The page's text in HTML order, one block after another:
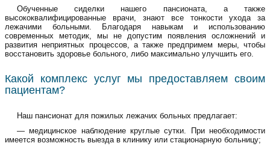
Обученные сиделки нашего пансионата, а также
высококвалифицированные врачи, знают все тонкости ухода за
лежачими больными. Благодаря навыкам и использованию
современных методик, мы не допустим появления осложнений и
развития неприятных процессов, а также предпримем меры, чтобы
восстановить здоровье больного, либо максимально улучшить его.
Какой комплекс услуг мы предоставляем своим
пациентам?
Наш пансионат для пожилых лежачих больных предлагает:
— медицинское наблюдение круглые сутки. При необходимости
имеется возможность выезда в клинику или стационарную больницу;